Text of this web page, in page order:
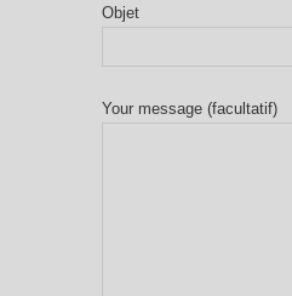
Objet
Your message (facultatif)